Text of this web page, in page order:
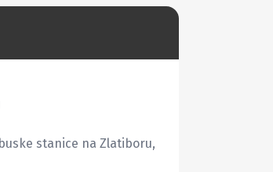
stanice na Zlatiboru,